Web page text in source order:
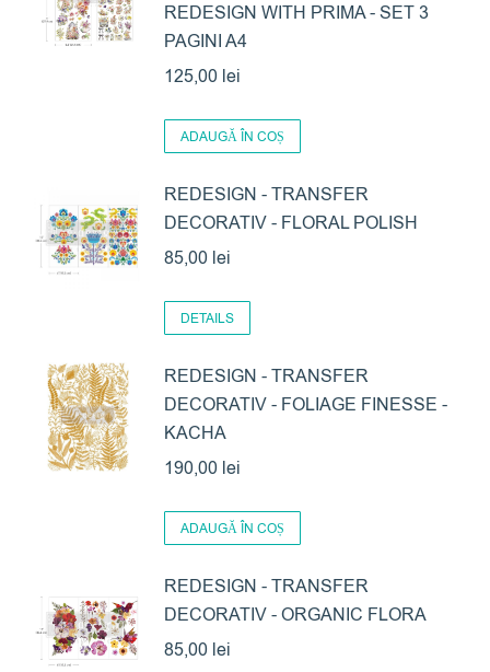
REDESIGN WITH PRIMA - SET 3
PAGINI A4
125,00 lei
ADAUGĂ ÎN COȘ
REDESIGN - TRANSFER
DECORATIV - FLORAL POLISH
85,00 lei
DETAILS
REDESIGN - TRANSFER
DECORATIV - FOLIAGE FINESSE -
KACHA
190,00 lei
ADAUGĂ ÎN COȘ
REDESIGN - TRANSFER
DECORATIV - ORGANIC FLORA
85,00 lei